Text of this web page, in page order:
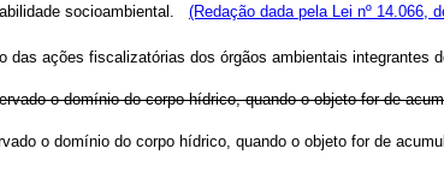
socioambiental. (Redação dada pela Lei nº 14.066,
ações fiscalizatórias dos órgãos ambientais integrantes
o domínio do corpo hídrico, quando o objeto for de
o domínio do corpo hídrico, quando o objeto for de